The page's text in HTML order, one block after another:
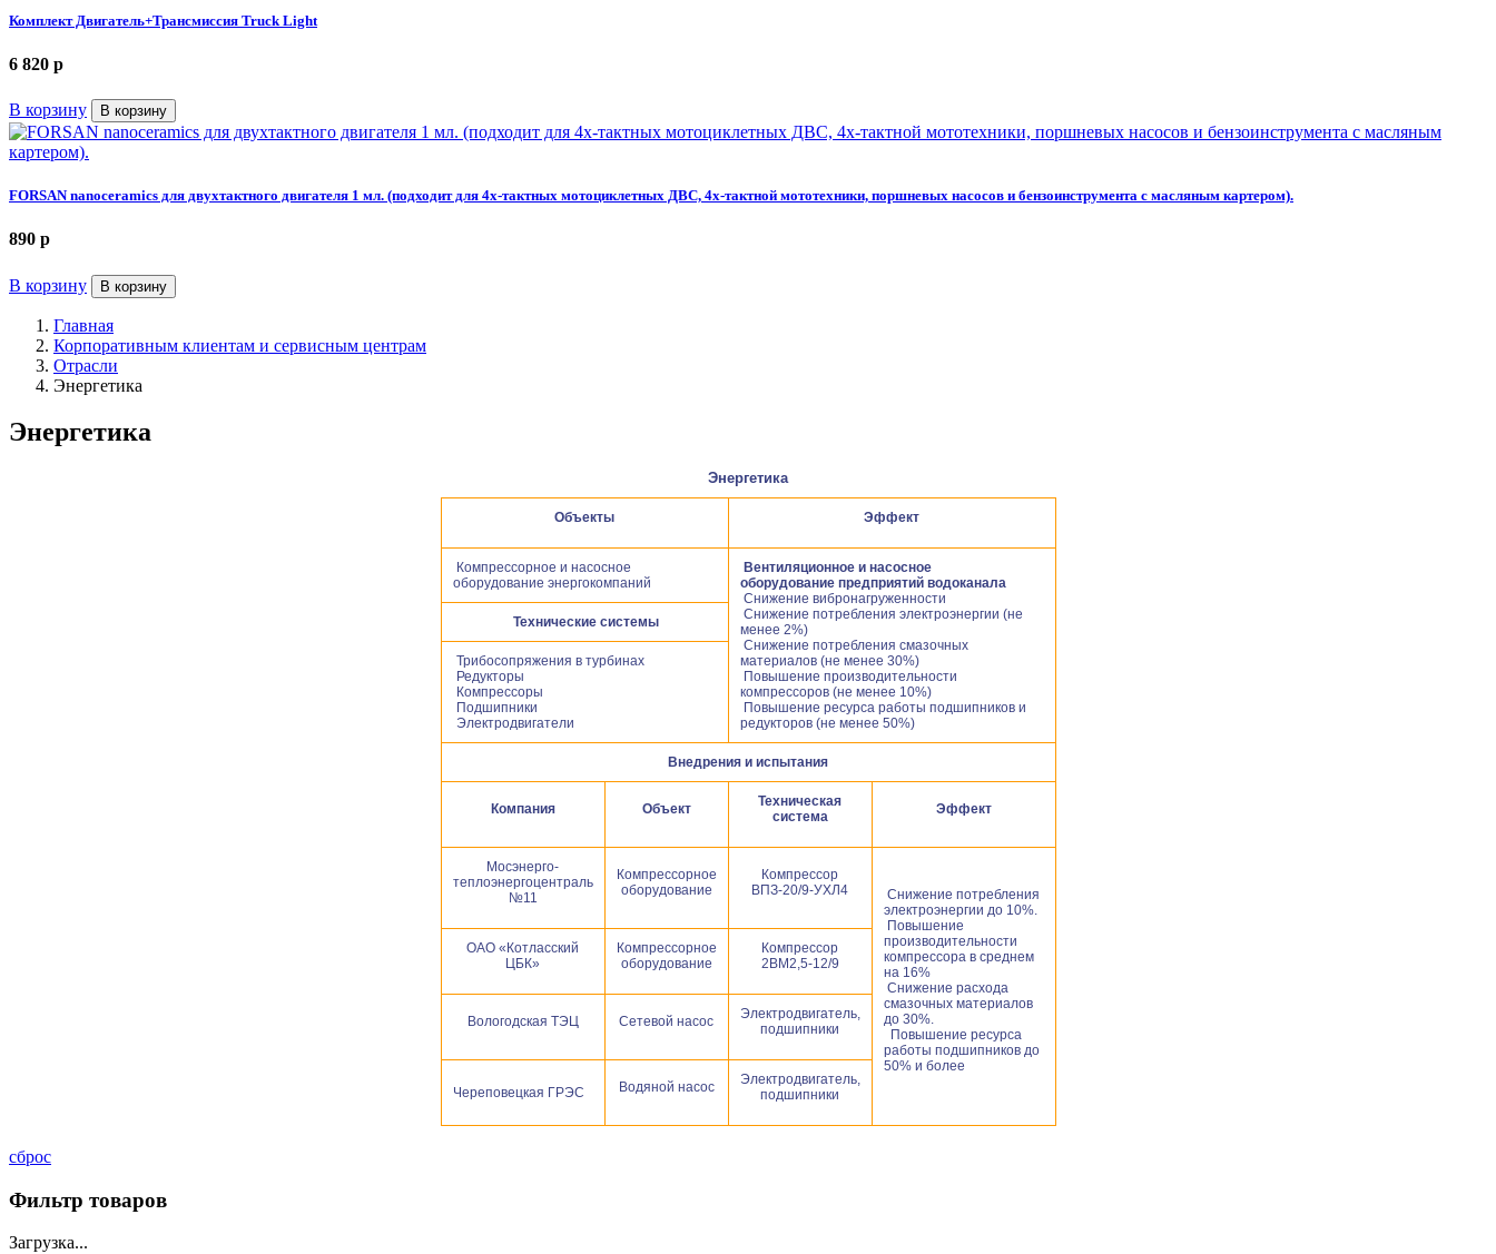
Комплект Двигатель+Трансмиссия Truck Light
6 820 p
В корзину В корзину
FORSAN nanoceramics для двухтактного двигателя 1 мл. (подходит для 4х-тактных мотоциклетных ДВС, 4х-тактной мототехники, поршневых насосов и бензоинструмента с масляным картером).
890 p
В корзину В корзину
Главная
Корпоративным клиентам и сервисным центрам
Отрасли
Энергетика
Энергетика
Энергетика
Объекты Эффект
Компрессорное и насосное
оборудование энергокомпаний
Вентиляционное и насосное
оборудование предприятий водоканала
Снижение вибронагруженности
Снижение потребления электроэнергии (не
менее 2%)
Снижение потребления смазочных
материалов (не менее 30%)
Повышение производительности
компрессоров (не менее 10%)
Повышение ресурса работы подшипников и
редукторов (не менее 50%)
Технические системы
Трибосопряжения в турбинах
Редукторы
Компрессоры
Подшипники
Электродвигатели
Внедрения и испытания
Компания Объект
Техническая
система
Эффект
Мосэнерго-
теплоэнергоцентраль
№11
Компрессорное
оборудование
Компрессор
ВПЗ-20/9-УХЛ4
Снижение потребления
электроэнергии до 10%.
Повышение
производительности
компрессора в среднем
на 16%
Снижение расхода
смазочных материалов
до 30%.
Повышение ресурса
работы подшипников до
50% и более
ОАО «Котласский
ЦБК»
Компрессорное
оборудование
Компрессор
2ВМ2,5-12/9
Вологодская ТЭЦ Сетевой насос
Электродвигатель,
подшипники
Череповецкая ГРЭС Водяной насос
Электродвигатель,
подшипники
сброс
Фильтр товаров
Загрузка...